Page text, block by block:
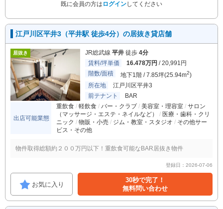
既に会員の方は ログインしてください
江戸川区平井3（平井駅 徒歩4分）の居抜き貸店舗
居抜き JR総武線 平井 徒歩 4分
賃料/坪単価
16.478万円 / 20,991円
階数/面積
地下1階 / 7.85坪(25.94m2)
所在地
江戸川区平井3
前テナント
BAR
出店可能業態
重飲食 軽飲食 バー・クラブ 美容室・理容室
サロン
（マッサージ・エステ・ネイルなど）
医療・歯科・クリ
ニック
物販・小売 ジム・教室・スタジオ
その他サー
ビス・その他
物件取得総額約２００万円以下！重飲食可能なBAR居抜き物件
登録日：2026-07-06
お気に入り
30秒で完了！
無料問い合わせ